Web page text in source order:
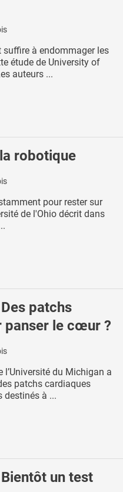
suffire à endommager les
étude de University of
auteurs ...
robotique
pour rester sur
de l'Ohio décrit dans
Des patchs
panser le cœur ?
l’Université du Michigan a
patchs cardiaques
destinés à ...
Bientôt un test